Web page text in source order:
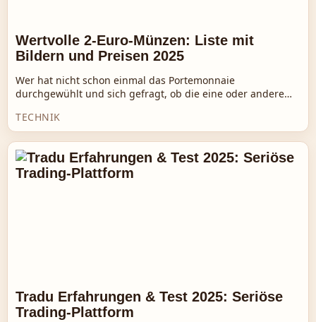
Wertvolle 2-Euro-Münzen: Liste mit
Bildern und Preisen 2025
Wer hat nicht schon einmal das Portemonnaie
durchgewühlt und sich gefragt, ob die eine oder andere…
TECHNIK
Tradu Erfahrungen & Test 2025: Seriöse
Trading-Plattform